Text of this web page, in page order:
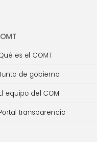
es el COMT
de gobierno
equipo del COMT
transparencia